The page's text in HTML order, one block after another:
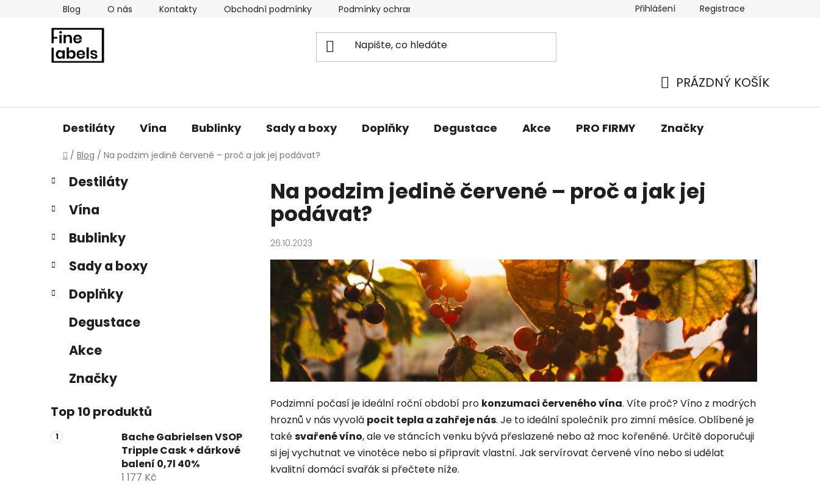
Blog O nás Kontakty Obchodní podmínky Podmínky ochrany osobních údajů Přihlášení Registrace
KOŠÍK
PRÁZDNÝ KOŠÍK
Destiláty Vína Bublinky Sady a boxy Doplňky Degustace Akce PRO FIRMY Značky
Domů
/ Blog / Na podzim jedině červené – proč a jak jej podávat?
P
o
s
r
n
n
í
Přeskočit
kategorie
K
a
e
o
i
Destiláty
Vína
Bublinky
Sady a boxy
Doplňky
Degustace
Akce
Značky
Top 10 produktů
Bache Gabrielsen VSOP
Tripple Cask + dárkové
balení 0,7l 40%
1 177 Kč
Na podzim jedině červené – proč a jak jej
podávat?
26.10.2023
Podzimní počasí je ideální roční období pro konzumaci červeného vína. Víte proč? Víno z modrých
hroznů v nás vyvolá pocit tepla a zahřeje nás. Je to ideální společník pro zimní měsíce. Oblíbené je
takésvařené víno, ale ve stáncích venku bývá přeslazené nebo až moc kořeněné. Určitě doporučuji
si jej vychutnat ve vinotéce nebo si připravit vlastní. Jak servírovat červené víno nebo si udělat
kvalitní domácí svařák si přečtete níže.